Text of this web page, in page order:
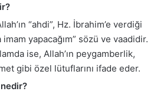
“ahdi”, Hz. İbrahim’e verdiği
yapacağım” sözü ve vaadidir.
ise, Allah’ın peygamberlik,
gibi özel lütuflarını ifade eder.